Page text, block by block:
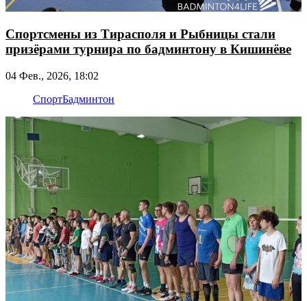
Спортсмены из Тирасполя и Рыбницы стали
призёрами турнира по бадминтону в Кишинёве
04 Фев., 2026, 18:02
СпортБадминтон